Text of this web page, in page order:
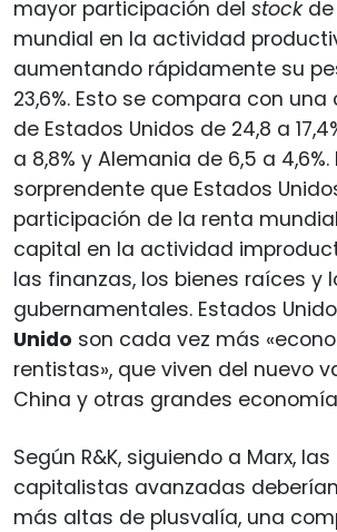
mayor participación del stockde
mundial en la actividad
aumentando rápidamente su
23,6%. Esto se compara con
de Estados Unidos de 24,8 a
a 8,8% y Alemania de 6,5 a 4,6%.
sorprendente que Estados
participación de la renta
capital en la actividad
las finanzas, los bienes raíces y
gubernamentales. Estados
Unido son cada vez más
rentistas», que viven del nuevo
China y otras grandes
Según R&K, siguiendo a Marx,
capitalistas avanzadas
más altas de plusvalía, una